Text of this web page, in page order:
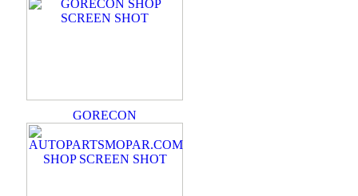
GORECON